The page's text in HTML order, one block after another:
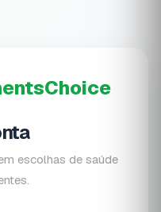
escolhas de saúde